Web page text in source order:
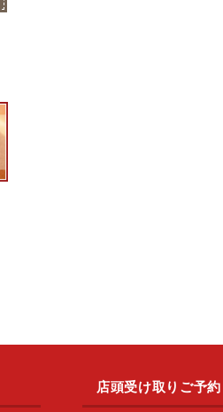
店頭受け取りご予約